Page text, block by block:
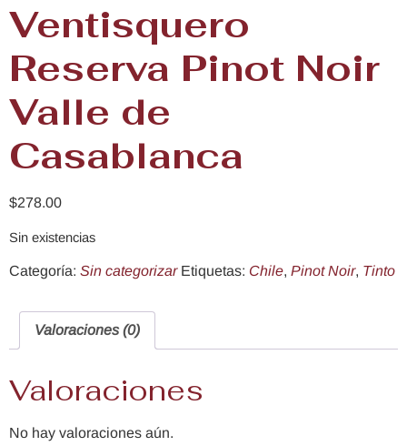
Ventisquero
Reserva Pinot Noir
Valle de
Casablanca
$278.00
Sin existencias
Categoría: Sin categorizar Etiquetas: Chile, Pinot Noir, Tinto
Valoraciones (0)
Valoraciones
No hay valoraciones aún.